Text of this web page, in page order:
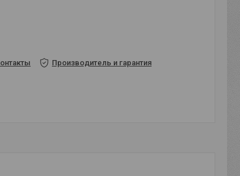
Производитель и гарантия